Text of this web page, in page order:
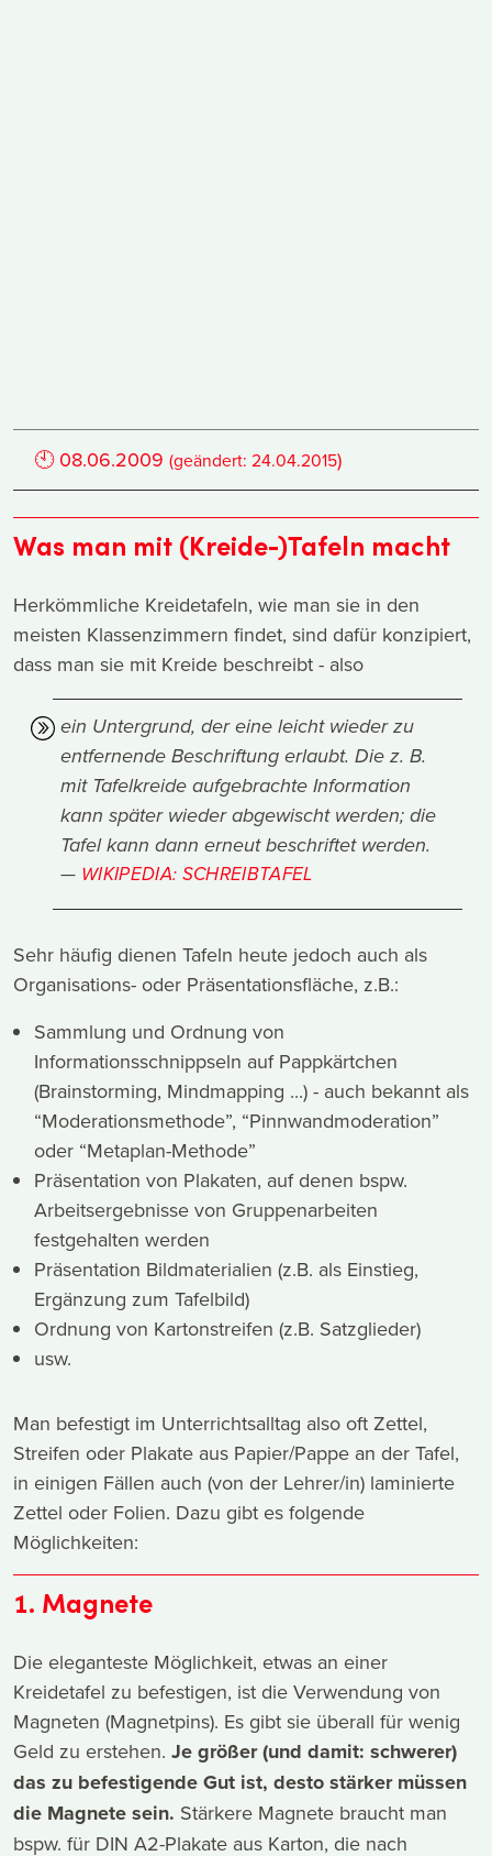
🕙 08.06.2009 (geändert:24.04.2015)
Was man mit (Kreide-)Tafeln macht
Herkömmliche Kreidetafeln, wie man sie in den
meisten Klassenzimmern findet, sind dafür konzipiert,
dass man sie mit Kreide beschreibt - also
ein Untergrund, der eine leicht wieder zu
entfernende Beschriftung erlaubt. Die z. B.
mit Tafelkreide aufgebrachte Information
kann später wieder abgewischt werden; die
Tafel kann dann erneut beschriftet werden.
WIKIPEDIA: SCHREIBTAFEL
Sehr häufig dienen Tafeln heute jedoch auch als
Organisations- oder Präsentationsfläche, z.B.:
Sammlung und Ordnung von
Informationsschnippseln auf Pappkärtchen
(Brainstorming, Mindmapping ...) - auch bekannt als
“Moderationsmethode”, “Pinnwandmoderation”
oder “Metaplan-Methode”
Präsentation von Plakaten, auf denen bspw.
Arbeitsergebnisse von Gruppenarbeiten
festgehalten werden
Präsentation Bildmaterialien (z.B. als Einstieg,
Ergänzung zum Tafelbild)
Ordnung von Kartonstreifen (z.B. Satzglieder)
usw.
Man befestigt im Unterrichtsalltag also oft Zettel,
Streifen oder Plakate aus Papier/Pappe an der Tafel,
in einigen Fällen auch (von der Lehrer/in) laminierte
Zettel oder Folien. Dazu gibt es folgende
Möglichkeiten:
1. Magnete
Die eleganteste Möglichkeit, etwas an einer
Kreidetafel zu befestigen, ist die Verwendung von
Magneten (Magnetpins). Es gibt sie überall für wenig
Geld zu erstehen. Je größer (und damit: schwerer)
das zu befestigende Gut ist, desto stärker müssen
die Magnete sein. Stärkere Magnete braucht man
bspw. für DIN A2-Plakate aus Karton, die nach